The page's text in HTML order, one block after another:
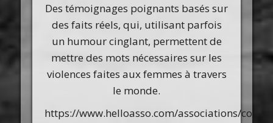
Des témoignages poignants basés sur
des faits réels, qui, utilisant parfois
un humour cinglant, permettent de
mettre des mots nécessaires sur les
violences faites aux femmes à travers
le monde.
https://www.helloasso.com/associations/